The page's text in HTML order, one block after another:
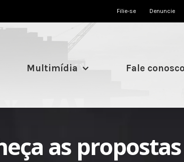
Filie-se Denuncie
Multimídia Fale conosco
as